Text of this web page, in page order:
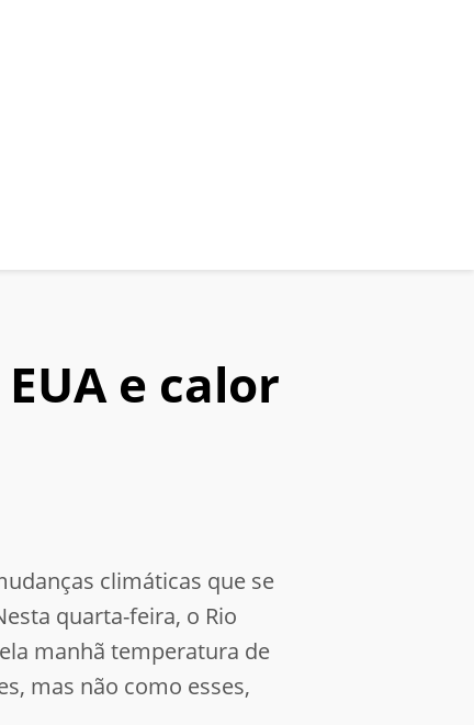
e calor
climáticas que se
quarta-feira, o Rio
manhã temperatura de
mas não como esses,